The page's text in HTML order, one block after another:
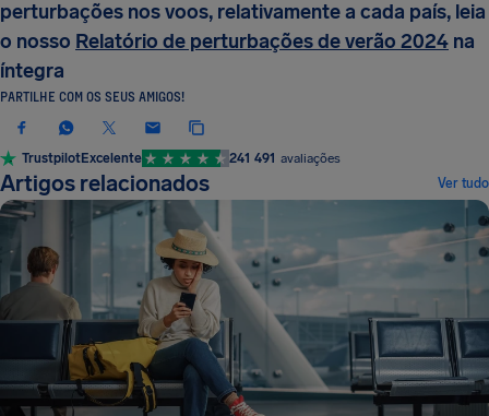
perturbações nos voos, relativamente a cada país, leia
o nosso Relatório de perturbações de verão 2024 na
íntegra
PARTILHE COM OS SEUS AMIGOS!
TrustpilotExcelente 241 491 avaliações
Artigos relacionados Ver tudo